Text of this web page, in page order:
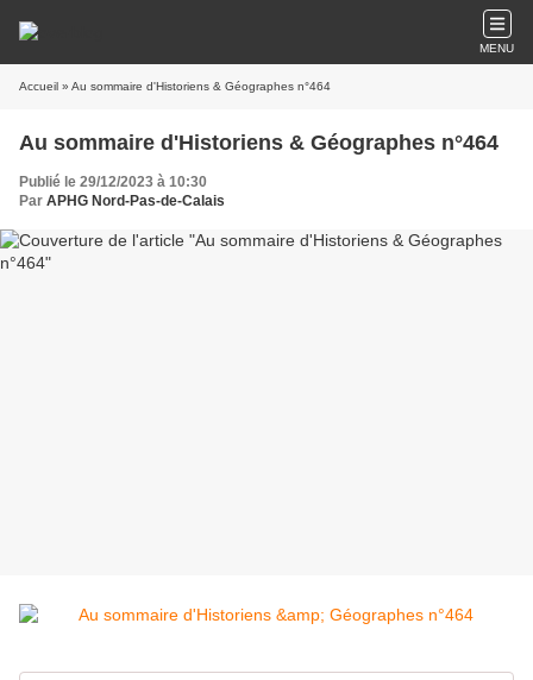
MENU
Accueil » Au sommaire d'Historiens & Géographes n°464
Au sommaire d'Historiens & Géographes n°464
Publié le 29/12/2023 à 10:30
Par APHG Nord-Pas-de-Calais